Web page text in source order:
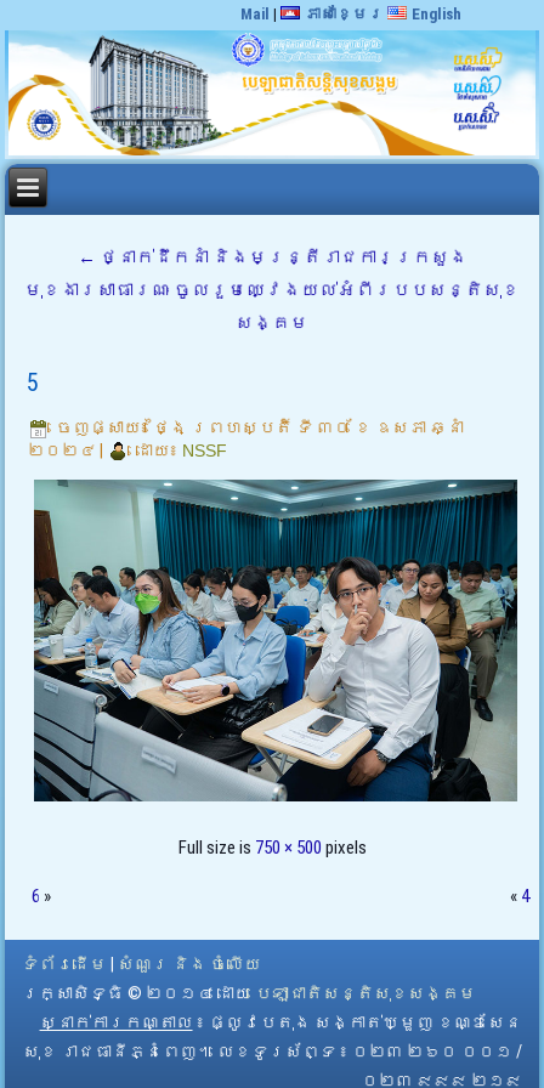
Mail | ភាសាខ្មែរ English
← ថ្នាក់ដឹកនាំ និងមន្ត្រីរាជការក្រសួង
មុខងារសាធារណៈ ចូលរួមឈ្វេងយល់អំពីរបបសន្តិសុខ
សង្គម
5
ចេញផ្សាយ៖ ថ្ងៃ ព្រហស្បតិ៍ ទី ៣០ ខែ ឧសភា ឆ្នាំ
២០២៤
ដោយ៖ NSSF
Full size is 750 × 500 pixels
6 » « 4
ទំព័រដើម
សំណួរ និង ចំលើយ
រក្សាសិទ្ធិ © ២០១៤ ដោយ​ បេឡាជាតិសន្តិសុខសង្គម
ស្នាក់ការកណ្តាល ៖ ផ្លូវបេតុង សង្កាត់ឃ្មួញ ខណ្ឌសែន
សុខ រាជធានីភ្នំពេញ។ លេខទូរស័ព្ទ ៖ ០២៣ ២៦០ ០០១ /
០២៣ ៩៩៩ ២១៩